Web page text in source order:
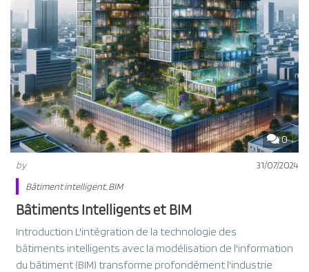
0
by
31/07/2024
Bâtiment intelligent,BIM
Bâtiments Intelligents et BIM
Introduction L'intégration de la technologie des
bâtiments intelligents avec la modélisation de l'information
du bâtiment (BIM) transforme profondément l'industrie